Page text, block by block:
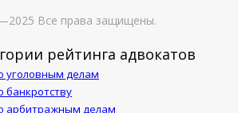
Все права защищены.
рейтинга адвокатов
уголовным делам
банкротству
арбитражным делам